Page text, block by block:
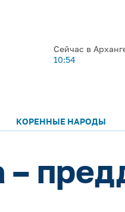
Сейчас в
10:54
КОРЕННЫЕ НАРОДЫ